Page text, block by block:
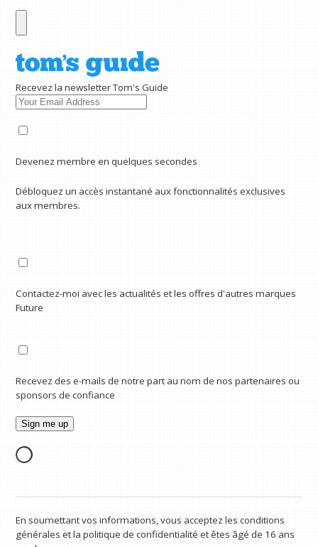
Recevez la newsletter Tom's Guide
Devenez membre en quelques secondes
Débloquez un accès instantané aux fonctionnalités exclusives
aux membres.
Contactez-moi avec les actualités et les offres d'autres marques
Future
Recevez des e-mails de notre part au nom de nos partenaires ou
sponsors de confiance
En soumettant vos informations, vous acceptez les conditions
générales et la politique de confidentialité et êtes âgé de 16 ans